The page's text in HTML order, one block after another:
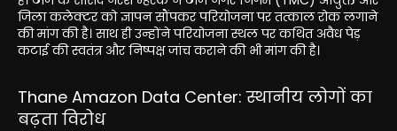
जिला कलेक्टर को ज्ञापन सौंपकर परियोजना पर तत्काल रोक लगाने
की मांग की है। साथ ही उन्होंने परियोजना स्थल पर कथित अवैध पेड़
कटाई की स्वतंत्र और निष्पक्ष जांच कराने की भी मांग की है।
Thane Amazon Data Center: स्थानीय लोगों का
बढ़ता विरोध